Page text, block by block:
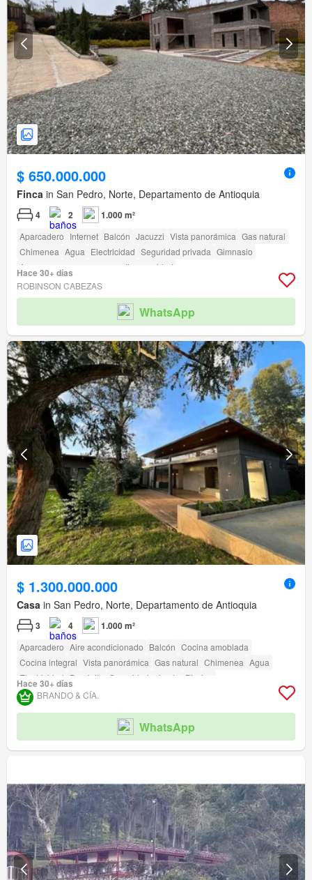
$ 650.000.000
Finca in San Pedro, Norte, Departamento de Antioquia
4 2 1.000 m²
Aparcadero Internet Balcón Jacuzzi Vista panorámica Gas natural
Chimenea Agua Electricidad Seguridad privada Gimnasio
Acceso para personas con discapacidad
Hace 30+ días
ROBINSON CABEZAS
WhatsApp
$ 1.300.000.000
Casa in San Pedro, Norte, Departamento de Antioquia
3 4 1.000 m²
Aparcadero Aire acondicionado Balcón Cocina amoblada
Cocina integral Vista panorámica Gas natural Chimenea Agua
Electricidad Depósito Seguridad privada
Piscina
Acceso para personas con discapacidad
Hace 30+ días
BRANDO & CÍA.
WhatsApp